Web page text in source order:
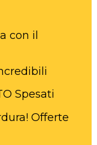
con il
Spesati
Offerte